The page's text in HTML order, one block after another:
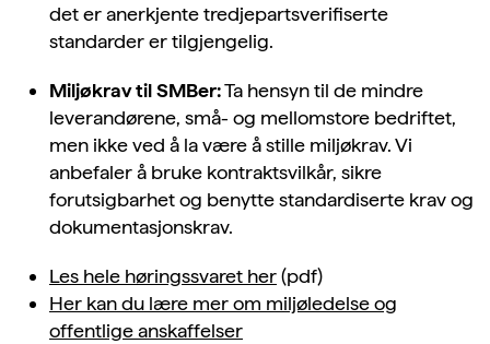
det er anerkjente tredjepartsverifiserte
standarder er tilgjengelig.
Miljøkrav til SMBer:Ta hensyn til de mindre
leverandørene, små- og mellomstore bedriftet,
men ikke ved å la være å stille miljøkrav. Vi
anbefaler å bruke kontraktsvilkår, sikre
forutsigbarhet og benytte standardiserte krav og
dokumentasjonskrav.
Les hele høringssvaret her(pdf)
Her kan du lære mer om miljøledelse og
offentlige anskaffelser